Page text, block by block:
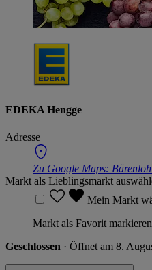
EDEKA Hengge
Adresse
Zu Google Maps:
Markt als Lieblingsmarkt
Mein Markt
Markt als Favorit
Geschlossen · Öffnet am 8.